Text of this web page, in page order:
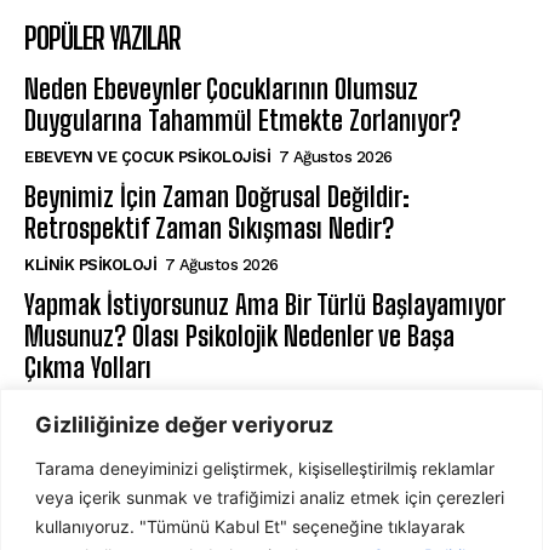
Gizliliğinize değer veriyoruz
Tarama deneyiminizi geliştirmek, kişiselleştirilmiş reklamlar
veya içerik sunmak ve trafiğimizi analiz etmek için çerezleri
kullanıyoruz. "Tümünü Kabul Et" seçeneğine tıklayarak
POPÜLER YAZILAR
Neden Ebeveynler Çocuklarının Olumsuz
Duygularına Tahammül Etmekte Zorlanıyor?
EBEVEYN VE ÇOCUK PSIKOLOJISI 7 Ağustos 2026
Beynimiz İçin Zaman Doğrusal Değildir:
Retrospektif Zaman Sıkışması Nedir?
KLINIK PSIKOLOJI 7 Ağustos 2026
Yapmak İstiyorsunuz Ama Bir Türlü Başlayamıyor
Musunuz? Olası Psikolojik Nedenler ve Başa
Çıkma Yolları
ABONE OL